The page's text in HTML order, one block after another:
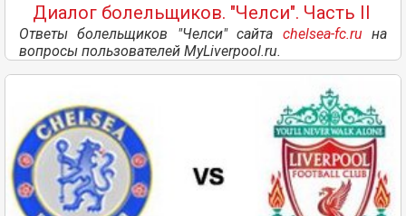
Диалог болельщиков. "Челси". Часть II
Ответы болельщиков "Челси" сайта chelsea-fc.ru на
вопросы пользователей MyLiverpool.ru.